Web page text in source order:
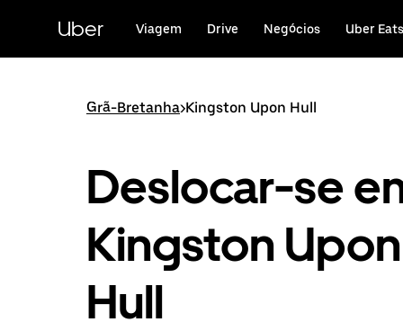
conteúdo
Uber Viagem Drive Negócios Uber Eats
Grã-Bretanha>Kingston Upon Hull
Deslocar-se
Kingston Upon
Hull